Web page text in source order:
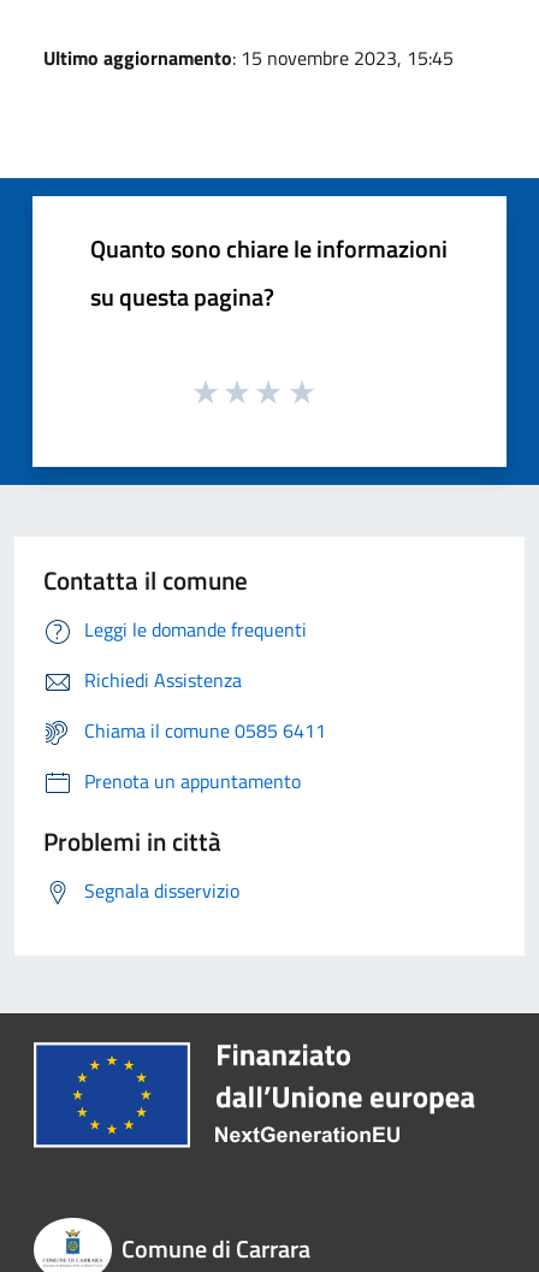
Ultimo aggiornamento: 15 novembre 2023, 15:45
Quanto sono chiare le informazioni
su questa pagina?
Contatta il comune
Leggi le domande frequenti
Richiedi Assistenza
Chiama il comune 0585 6411
Prenota un appuntamento
Problemi in città
Segnala disservizio
Comune di Carrara